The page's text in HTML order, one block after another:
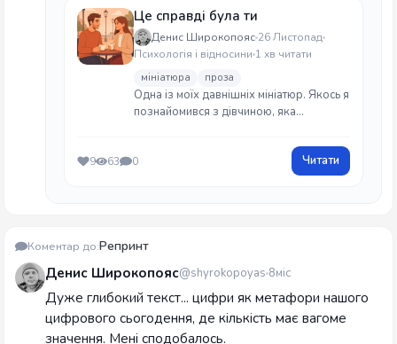
Це справді була ти
Денис Широкопояс 26 Листопад
Психологія і відносини 1 хв читати
мініатюра проза
Одна із моїх давнішніх мініатюр. Якось я
познайомився з дівчиною, яка
ми пили з нею каву. Домовлялися про
те, що будемо разом бігати зранку, але
не склалося... Точної дати написання не
9 63 0 Читати
Коментар до:Репринт
Денис Широкопояс@shyrokopoyas 8міс
Дуже глибокий текст... цифри як метафори нашого
цифрового сьогодення, де кількість має вагоме
значення. Мені сподобалось.